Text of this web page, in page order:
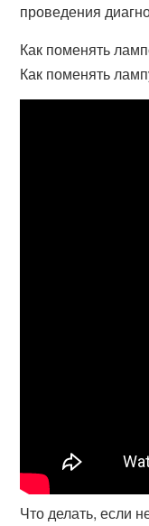
проведения
Как поменять
Как поменять
Что делать, если